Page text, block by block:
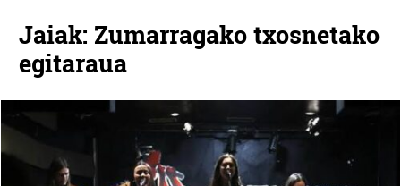
Jaiak: Zumarragako txosnetako
egitaraua